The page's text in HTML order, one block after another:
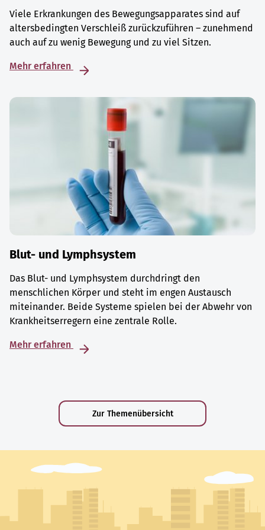
Viele Erkrankungen des Bewegungsapparates sind auf
altersbedingten Verschleiß zurückzuführen – zunehmend
auch auf zu wenig Bewegung und zu viel Sitzen.
Mehr erfahren
Blut- und Lymphsystem
Das Blut- und Lymphsystem durchdringt den
menschlichen Körper und steht im engen Austausch
miteinander. Beide Systeme spielen bei der Abwehr von
Krankheitserregern eine zentrale Rolle.
Mehr erfahren
Zur Themenübersicht